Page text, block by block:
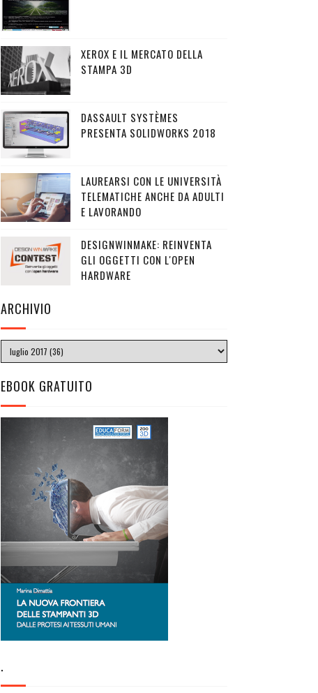
XEROX E IL MERCATO DELLA
STAMPA 3D
DASSAULT SYSTÈMES
PRESENTA SOLIDWORKS 2018
LAUREARSI CON LE UNIVERSITÀ
TELEMATICHE ANCHE DA ADULTI
E LAVORANDO
DESIGNWINMAKE: REINVENTA
GLI OGGETTI CON L'OPEN
HARDWARE
ARCHIVIO
EBOOK GRATUITO
.